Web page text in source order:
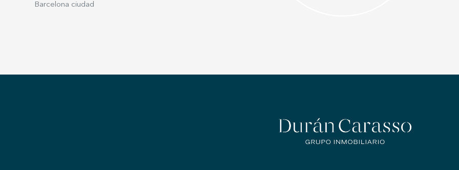
Barcelona ciudad